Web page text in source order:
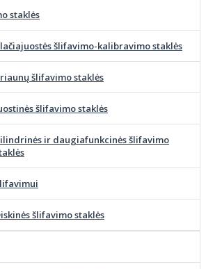
staklės
šlifavimo-kalibravimo staklės
šlifavimo staklės
šlifavimo staklės
ir daugiafunkcinės šlifavimo
šlifavimo staklės